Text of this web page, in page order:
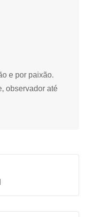
e por paixão.
observador até